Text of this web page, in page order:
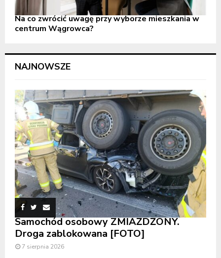
Na co zwrócić uwagę przy wyborze mieszkania w
centrum Wągrowca?
NAJNOWSZE
Samochód osobowy ZMIAŻDŻONY.
Droga zablokowana [FOTO]
7 sierpnia 2026